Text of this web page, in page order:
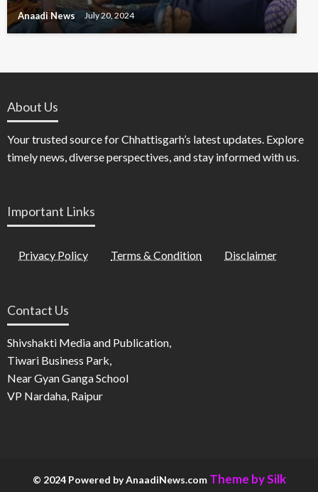
Anaadi News July 20, 2024
About Us
Your trusted source for Chhattisgarh’s latest updates. Explore
timely news, diverse perspectives, and stay informed with us.
Important Links
Privacy Policy Terms & Condition Disclaimer
Contact Us
Shivshakti Media and Publication,
Tiwari Business Park,
Near Gyan Ganga School
VP Nardaha, Raipur
© 2024 Powered by AnaadiNews.com Theme by Silk